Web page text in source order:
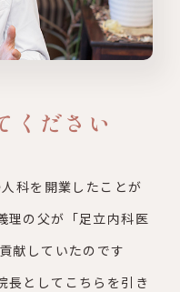
ください
科を開業したことが
理の父が「足立内科医
献していたのです
長としてこちらを引き